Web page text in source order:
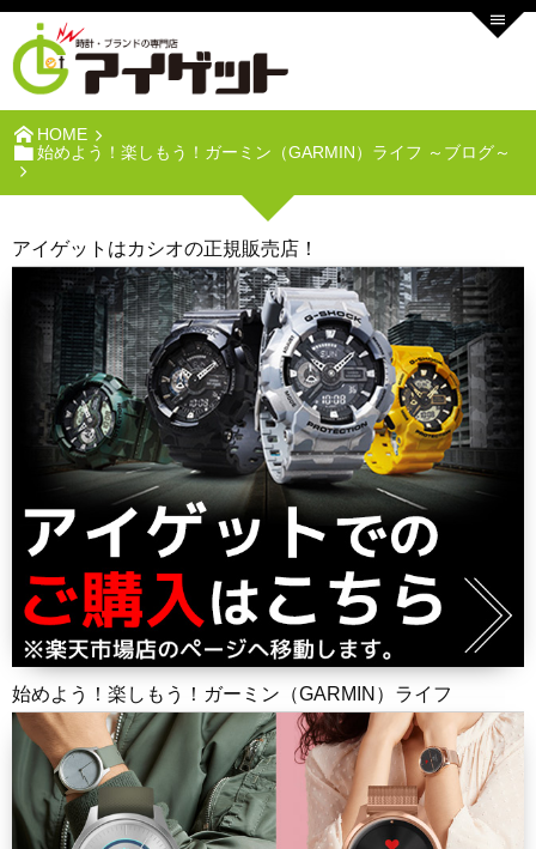
HOME
始めよう！楽しもう！ガーミン（GARMIN）ライフ ～ブログ～
アイゲットはカシオの正規販売店！
始めよう！楽しもう！ガーミン（GARMIN）ライフ